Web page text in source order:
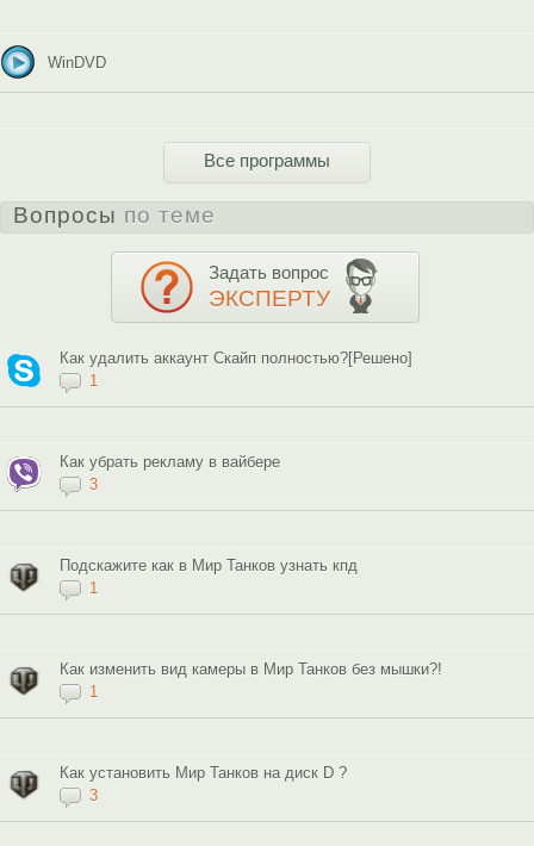
WinDVD
Все программы
Вопросы по теме
Задать вопрос
ЭКСПЕРТУ
Как удалить аккаунт Скайп полностью?[Решено]
1
Как убрать рекламу в вайбере
3
Подскажите как в Мир Танков узнать кпд
1
Как изменить вид камеры в Мир Танков без мышки?!
1
Как установить Мир Танков на диск D ?
3